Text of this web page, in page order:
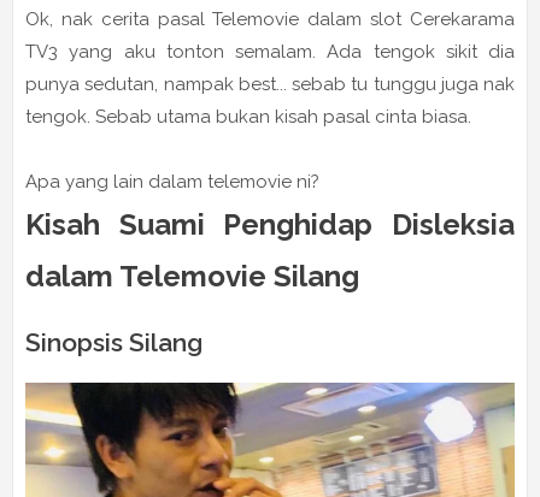
Ok, nak cerita pasal Telemovie dalam slot Cerekarama
TV3 yang aku tonton semalam. Ada tengok sikit dia
punya sedutan, nampak best... sebab tu tunggu juga nak
tengok. Sebab utama bukan kisah pasal cinta biasa.
Apa yang lain dalam telemovie ni?
Kisah Suami Penghidap Disleksia
dalam Telemovie Silang
Sinopsis Silang